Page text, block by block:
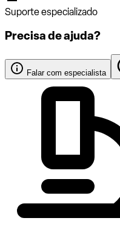
Suporte especializado
Precisa de ajuda?
Falar com especialista